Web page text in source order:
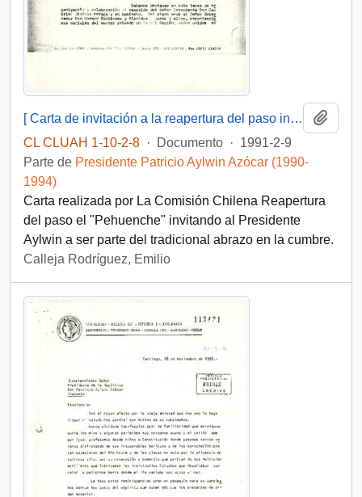
[ Carta de invitación a la reapertura del paso internacional El Pehuenche].
CL CLUAH 1-10-2-8 · Documento · 1991-2-9
Parte de Presidente Patricio Aylwin Azócar (1990-
1994)
Carta realizada por La Comisión Chilena Reapertura
del paso el "Pehuenche" invitando al Presidente
Aylwin a ser parte del tradicional abrazo en la cumbre.
Calleja Rodríguez, Emilio